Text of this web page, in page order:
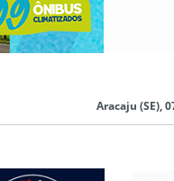
Aracaju (SE),